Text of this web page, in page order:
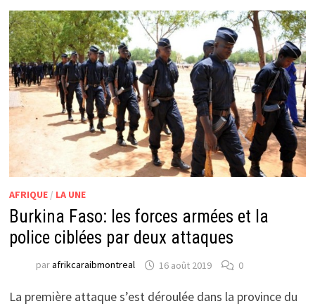
AFRIQUE/ LA UNE
Burkina Faso: les forces armées et la
police ciblées par deux attaques
parafrikcaraibmontreal 16 août 2019 0
La première attaque s’est déroulée dans la province du